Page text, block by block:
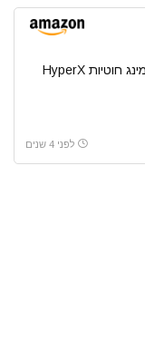
אוזניות גיימינג חוטיות HyperX
לפני 4 שנים